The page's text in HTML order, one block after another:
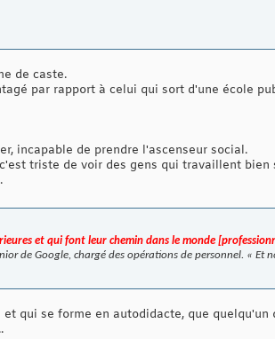
de caste.
par rapport à celui qui sort d'une école
incapable de prendre l'ascenseur social.
triste de voir des gens qui travaillent bien
.
et qui font leur chemin dans le monde
de Google, chargé des opérations de personnel. « Et
qui se forme en autodidacte, que quelqu'un